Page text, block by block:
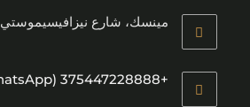
مينسك، شارع نيزافيسيموستي 58، مكتب 114
+375447228888 (WhatsApp)